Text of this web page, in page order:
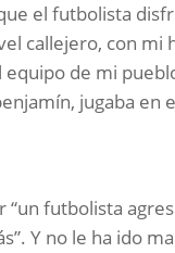
el futbolista
callejero, con
de mi
jugaba
“un futbolista
Y no le ha ido